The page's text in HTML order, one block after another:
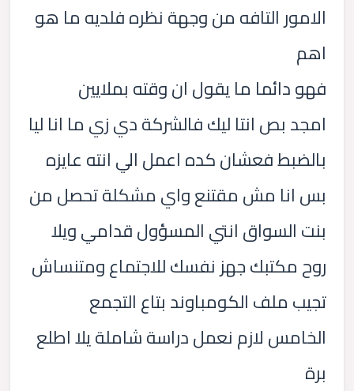
الامور التافه من وجهة نظره فلديه ما هو
اهم
فهو دائما ما يقول ان وقته بملايين
امجد بص انتا ليك فالشركة دي زي ما انا ليا
بالضبط فعشان كده اعمل الي انته عايزه
بس انا مش مقتنع واي مشكلة تحصل من
بنت السواق انتي المسؤول قدامي ويلا
روح مكتبك جهز نفسك للاجتماع ومتنساش
تجيب ملف الكومباوند بتاع التجمع
الخامس لازم نعمل دراسة شاملة يلا اطلع
برة